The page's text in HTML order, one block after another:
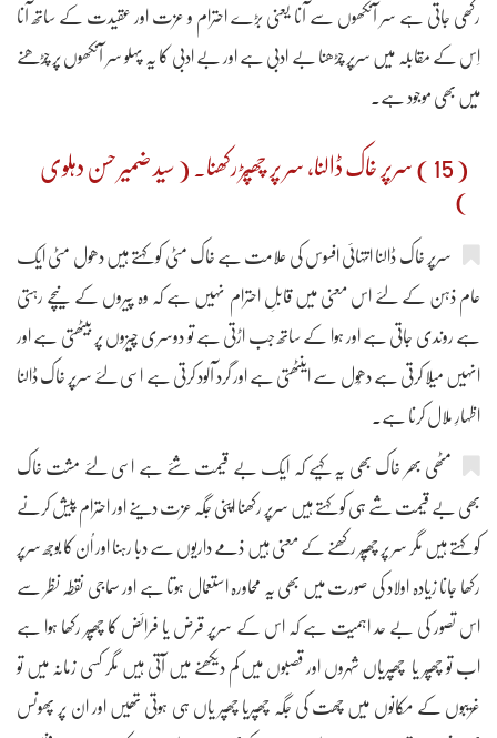
رکھی جاتی ہے سر آنکھوں سے آنا یعنی بڑے احترام و عزت اور عقیدت کے ساتھ آنا
اِس کے مقابلہ میں سرپر چڑھنا بے ادبی ہے اور بے ادبی کا یہ پہلو سر آنکھوں پر چڑھنے
میں بھی موجود ہے۔
( 15 ) سرپر خاک ڈالنا، سر پر چھپَّڑ رکھنا۔ ( سید ضمیر حسن دہلوی
)
سرپر خاک ڈالنا انتہائی افسوس کی علامت ہے خاک مٹی کو کہتے ہیں دھول مٹی ایک
عام ذہن کے لئے اس معنی میں قابلِ احترام نہیں ہے کہ وہ پیروں کے نیچے رہتی
ہے روندی جاتی ہے اور ہوا کے ساتھ جب اڑتی ہے تو دوسری چیزوں پر بیٹھتی ہے اور
انہیں میلا کرتی ہے دھُول سے اینٹھتی ہے اور گرد آلود کرتی ہے اسی لئے سرپر خاک ڈالنا
اظہارِ ملال کرنا ہے۔
مٹھی بھر خاک بھی یہ کہیے کہ ایک بے قیمت شئے ہے اسی لئے مشت خاک
بھی بے قیمت شے ہی کو کہتے ہیں سرپر رکھنا اپنی جگہ عزت دینے اور احترام پیش کرنے
کو کہتے ہیں مگر سر پر چھپَّر رکھنے کے معنی ہیں ذمے داریوں سے دبا رہنا اور اُن کا بوجھ سرپر
رکھا جانا زیادہ اولاد کی صورت میں بھی یہ محاورہ استعمال ہوتا ہے اور سماجی نقطہ نظر سے
اس تصور کی بے حد اہمیت ہے کہ اس کے سرپر قرض یا فرائض کا چھپَّر رکھا ہوا ہے
اب تو چھپَّر یا چھپریاں شہروں اور قصبوں میں کم دیکھنے میں آتی ہیں مگر کسی زمانہ میں تو
غریبوں کے مکانوں میں چھت کی جگہ چھپریا چھپر یاں ہی ہوتی تھیں اور ان پر پھونس